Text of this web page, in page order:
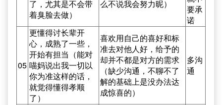
了，尤其是不会带
着臭脸去做）
么不说我会努力昵）
要承
诺
05
更懂得讨长辈开
心，成熟了一些，
开始有担当（能对
喵妈说出我一切以
你为准这样的话，
就觉得懂得孝顺
了）
喜欢用自己的喜好和标
准去对他人好，给予的
却并不都是对方的需求
（缺少沟通，不聊不了
解的基础上是没办法达
成惊喜的）
多沟
通